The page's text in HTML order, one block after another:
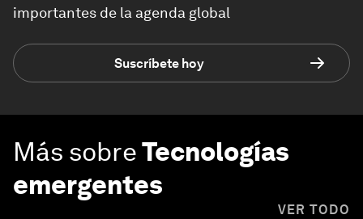
importantes de la agenda global
Suscríbete hoy
Más sobreTecnologías
emergentes
VER TODO